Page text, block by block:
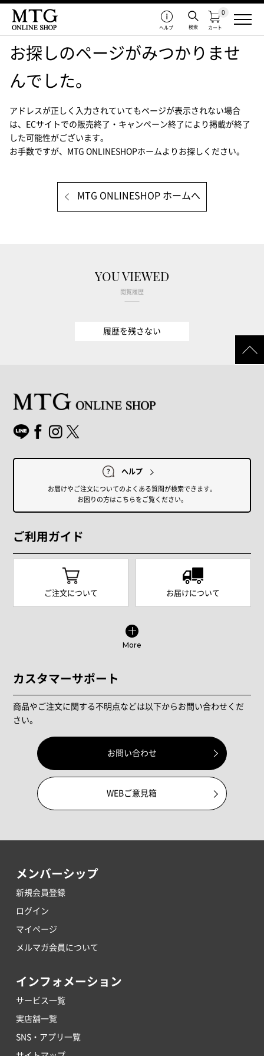
カート
0
検索
ヘルプ
お探しのページがみつかりませ
んでした。
アドレスが正しく入力されていてもページが表示されない場合
は、
ECサイトでの販売終了・キャンペーン終了により掲載が終了
した可能性がございます。
お手数ですが、MTG ONLINESHOPホームよりお探しください。
MTG ONLINESHOP ホームへ
YOU VIEWED
閲覧履歴
履歴を残さない
ヘルプ
お届けやご注文についてのよくある質問が検索できます。
お困りの方はこちらをご覧ください。
ご利用ガイド
ご注文について お届けについて
More
カスタマーサポート
商品やご注文に関する不明点などは以下からお問い合わせくだ
さい。
お問い合わせ
WEBご意見箱
メンバーシップ
新規会員登録
ログイン
マイページ
メルマガ会員について
インフォメーション
サービス一覧
実店舗一覧
SNS・アプリ一覧